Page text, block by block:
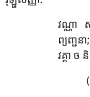
វណ្ណា
ព្យញ្ជនា;
វគ្គា ច